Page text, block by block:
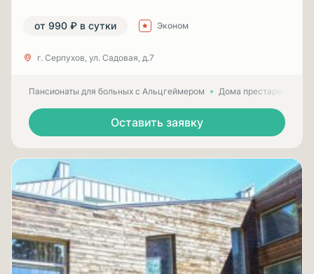
от 990 ₽ в сутки Эконом
г. Серпухов, ул. Садовая, д.7
Пансионаты для больных с Альцгеймером Дома престарелых
Оставить заявку